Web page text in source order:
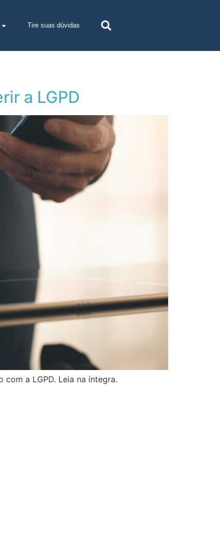
Tire suas dúvidas
a LGPD
a LGPD. Leia na íntegra.